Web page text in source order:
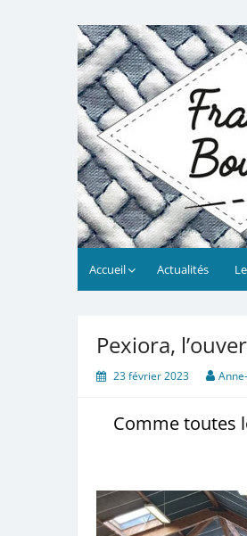
France Boutis
Le site de France Boutis
Accueil Actualités
Pexiora,
23 février 2023
Comme toutes